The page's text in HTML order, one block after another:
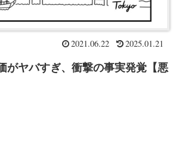
2021.06.22 2025.01.21
がヤバすぎ、衝撃の事実発覚【悪